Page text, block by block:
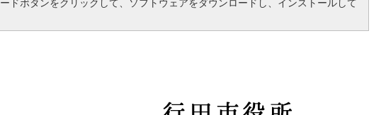
ードボタンをクリックして、ソフトウェアをダウンロードし、インストールして
行